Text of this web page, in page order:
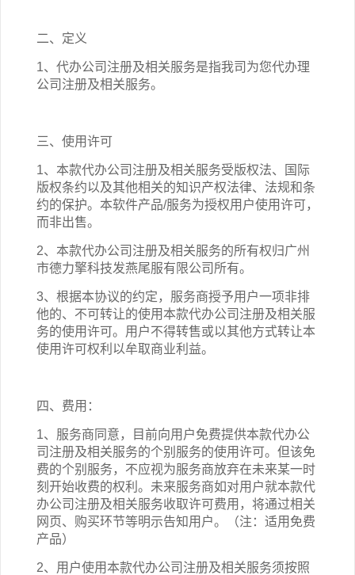
二、定义
1、代办公司注册及相关服务是指我司为您代办理
公司注册及相关服务。
三、使用许可
1、本款代办公司注册及相关服务受版权法、国际
版权条约以及其他相关的知识产权法律、法规和条
约的保护。本软件产品/服务为授权用户使用许可，
而非出售。
2、本款代办公司注册及相关服务的所有权归广州
市德力擎科技发燕尾服有限公司 所有。
3、根据本协议的约定，服务商授予用户一项非排
他的、不可转让的使用本款代办公司注册及相关服
务的使用许可。用户不得转售或以其他方式转让本
使用许可权利以牟取商业利益。
四、费用：
1、服务商同意，目前向用户免费提供本款代办公
司注册及相关服务的个别服务的使用许可。但该免
费的个别 服务，不应视为服务商放弃在未来某一时
刻开始收费的权利。未来服务商如对用户就本款代
办公司注册及相关服务收取许可费用，将通过相关
网页、购买环节等明示告知用户。（注：适用免费
产品）
2、用户使用本款代办公司注册及相关服务须按照